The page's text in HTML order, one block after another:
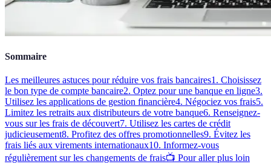
Sommaire
Les meilleures astuces pour réduire vos frais bancaires1. Choisissez
le bon type de compte bancaire2. Optez pour une banque en ligne3.
Utilisez les applications de gestion financière4. Négociez vos frais5.
Limitez les retraits aux distributeurs de votre banque6. Renseignez-
vous sur les frais de découvert7. Utilisez les cartes de crédit
judicieusement8. Profitez des offres promotionnelles9. Évitez les
frais liés aux virements internationaux10. Informez-vous
régulièrement sur les changements de frais📺 Pour aller plus loin